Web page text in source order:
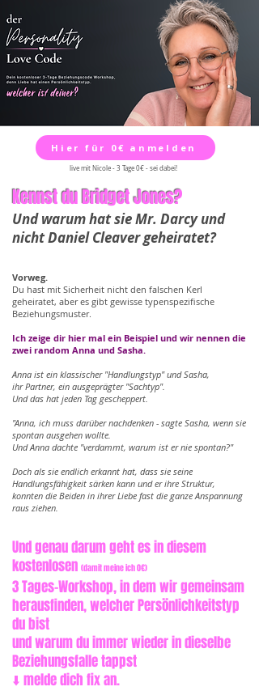
Hier für 0€ anmelden
live mit Nicole - 3 Tage 0€ - sei dabei!
Kennst du Bridget Jones?
Und warum hat sie Mr. Darcy und
nicht Daniel Cleaver geheiratet?
Vorweg.
Du hast mit Sicherheit nicht den falschen Kerl
geheiratet, aber es gibt gewisse typenspezifische
Beziehungsmuster.
Ich zeige dir hier mal ein Beispiel und wir nennen die
zwei random Anna und Sasha.
Anna ist ein klassischer "Handlungstyp" und Sasha,
ihr Partner, ein ausgeprägter "Sachtyp".
Und das hat jeden Tag gescheppert.
"Anna, ich muss darüber nachdenken - sagte Sasha, wenn sie
spontan ausgehen wollte.
Und Anna dachte "verdammt, warum ist er nie spontan?"
Doch als sie endlich erkannt hat, dass sie seine
Handlungsfähigkeit särken kann und er ihre Struktur,
konnten die Beiden in ihrer Liebe fast die ganze Anspannung
raus ziehen.
Und genau darum geht es in diesem
kostenlosen (damit meine ich 0€)
3 Tages-Workshop, in dem wir gemeinsam
herausfinden, welcher Persönlichkeitstyp
du bist
und warum du immer wieder in dieselbe
Beziehungsfalle tappst
⬇️ melde dich fix an.